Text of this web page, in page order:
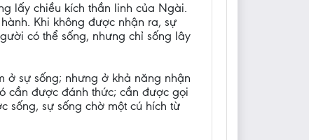
lấy chiều kích thần linh của Ngài.
Khi không được nhận ra, sự
có thể sống, nhưng chỉ sống lây
ở sự sống; nhưng ở khả năng nhận
cần được đánh thức; cần được gọi
sống, sự sống chờ một cú hích từ